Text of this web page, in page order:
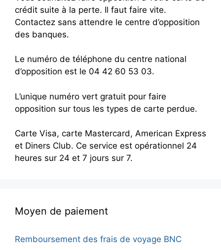
crédit suite à la perte. Il faut faire vite.
Contactez sans attendre le centre d’opposition
des banques.
Le numéro de téléphone du centre national
d’opposition est le 04 42 60 53 03.
L’unique numéro vert gratuit pour faire
opposition sur tous les types de carte perdue.
Carte Visa, carte Mastercard, American Express
et Diners Club. Ce service est opérationnel 24
heures sur 24 et 7 jours sur 7.
Moyen de paiement
Remboursement des frais de voyage BNC